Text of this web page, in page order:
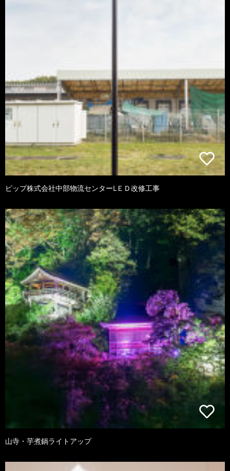
ピップ株式会社中部物流センターLＥＤ改修工事
山寺・芋煮鍋ライトアップ